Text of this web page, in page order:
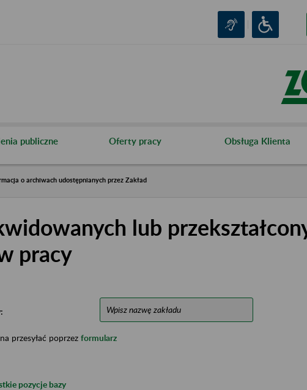
publiczne Oferty pracy Obsługa Klienta
o archiwach udostępnianych przez Zakład
lub
pracy
przesyłać poprzez formularz
pozycje bazy